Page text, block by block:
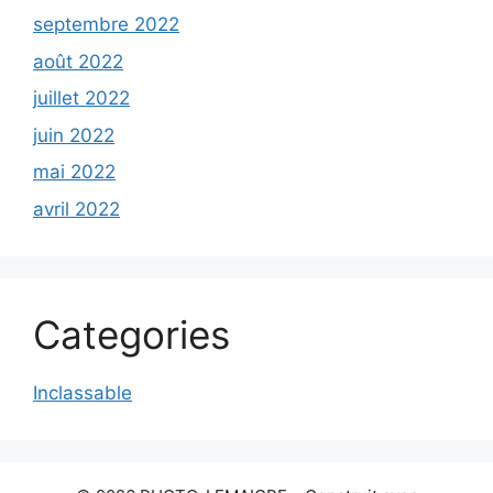
septembre 2022
août 2022
juillet 2022
juin 2022
mai 2022
avril 2022
Categories
Inclassable